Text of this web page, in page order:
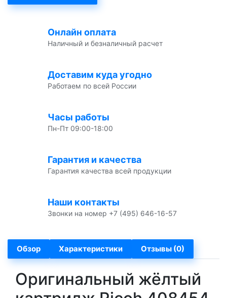
Онлайн оплата
Наличный и безналичный расчет
Доставим куда угодно
Работаем по всей России
Часы работы
Пн-Пт 09:00-18:00
Гарантия и качества
Гарантия качества всей продукции
Наши контакты
Звонки на номер +7 (495) 646-16-57
Обзор Характеристики Отзывы (0)
Оригинальный жёлтый